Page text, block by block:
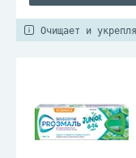
Очищает и